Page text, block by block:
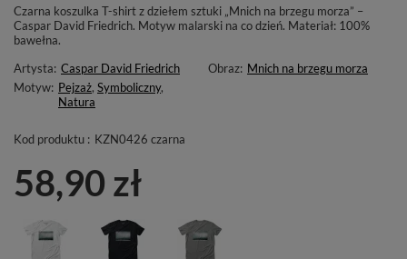
Czarna koszulka T-shirt z dziełem sztuki „Mnich na brzegu morza” –
Caspar David Friedrich. Motyw malarski na co dzień. Materiał: 100%
bawełna.
Artysta: Caspar David Friedrich Obraz: Mnich na brzegu morza
Motyw: Pejzaż, Symboliczny,
Natura
Kod produktu : KZN0426 czarna
58,90 zł